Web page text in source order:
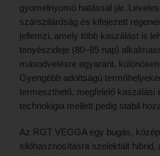
gyomelnyomó hatással jár.
szárszilárdság és kifejezett
jellemzi, amely több kaszálást is
tenyészideje (80–85 nap)
másodvetésre egyaránt,
Gyengébb adottságú
termeszthető, megfelelő kaszálási
technológia mellett pedig stabil
Az RGT VEGGA egy bugás,
silóhasznosításra szelektált hibrid,